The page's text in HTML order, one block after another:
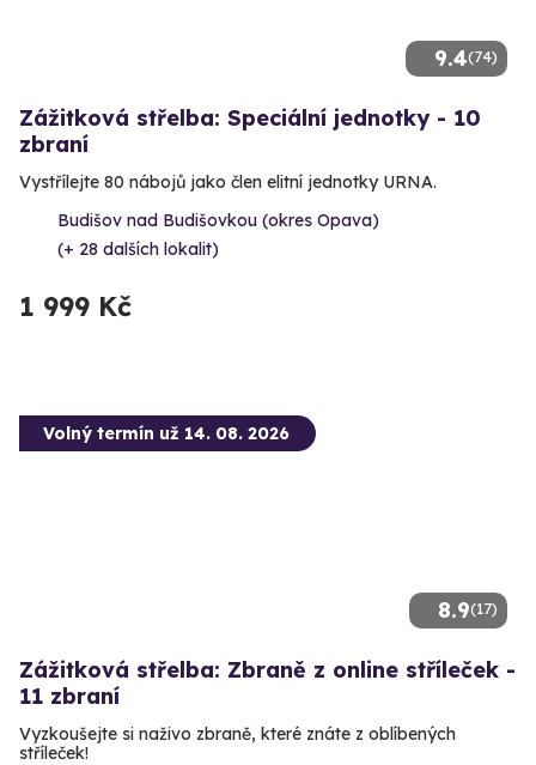
9.4(74)
Zážitková střelba: Speciální jednotky - 10
zbraní
Vystřílejte 80 nábojů jako člen elitní jednotky URNA.
Budišov nad Budišovkou (okres Opava)
(+ 28 dalších lokalit)
1 999 Kč
8.9(17)
Volný termín už 14. 08. 2026
Zážitková střelba: Zbraně z online stříleček -
11 zbraní
Vyzkoušejte si naživo zbraně, které znáte z oblíbených
stříleček!